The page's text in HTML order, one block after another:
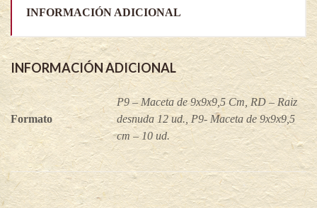
INFORMACIÓN ADICIONAL
INFORMACIÓN ADICIONAL
Formato
P9 – Maceta de 9x9x9,5 Cm, RD – Raiz
desnuda 12 ud., P9- Maceta de 9x9x9,5
cm – 10 ud.